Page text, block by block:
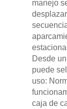
manejo
Desde
puede
uso:
caja de